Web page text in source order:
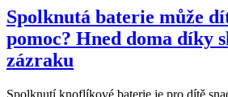
Spolknutá baterie může
pomoc? Hned doma díky
zázraku
Spolknutí knoflíkové baterie je pro dítě